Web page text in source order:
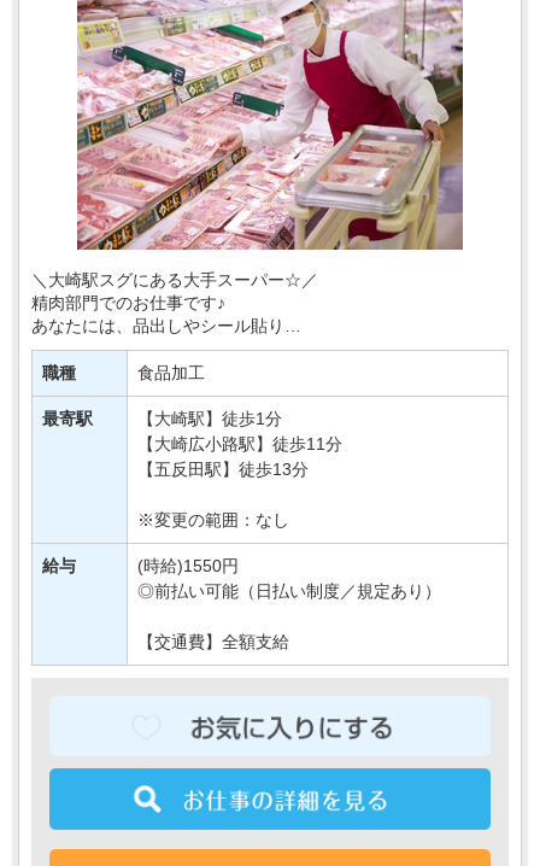
＼大崎駅スグにある大手スーパー☆／
精肉部門でのお仕事です♪
あなたには、品出しやシール貼り
簡単なお肉の加工などをおまかせします＊
接客要素もほとんどないので、
モクモク・コツコツおしごとしたい方に・・・
職種 食品加工
最寄駅
【大崎駅】徒歩1分
【大崎広小路駅】徒歩11分
【五反田駅】徒歩13分
※変更の範囲：なし
給与
(時給)1550円
◎前払い可能（日払い制度／規定あり）
【交通費】全額支給